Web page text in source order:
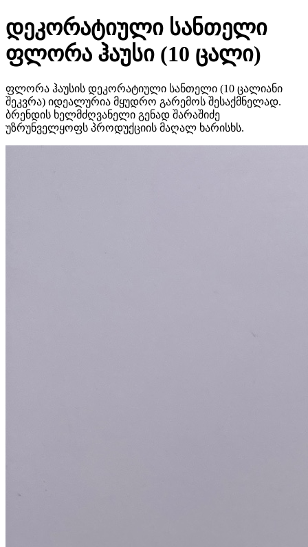
დეკორატიული სანთელი
ფლორა ჰაუსი (10 ცალი)
ფლორა ჰაუსის დეკორატიული სანთელი (10 ცალიანი
შეკვრა) იდეალურია მყუდრო გარემოს შესაქმნელად.
ბრენდის ხელმძღვანელი გენად შარაშიძე
უზრუნველყოფს პროდუქციის მაღალ ხარისხს.